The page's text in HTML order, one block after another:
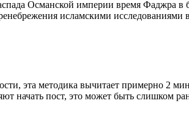
Османской империи время Фаджра
исламскими
эта методика вычитает примерно 2
начать пост, это может быть слишком